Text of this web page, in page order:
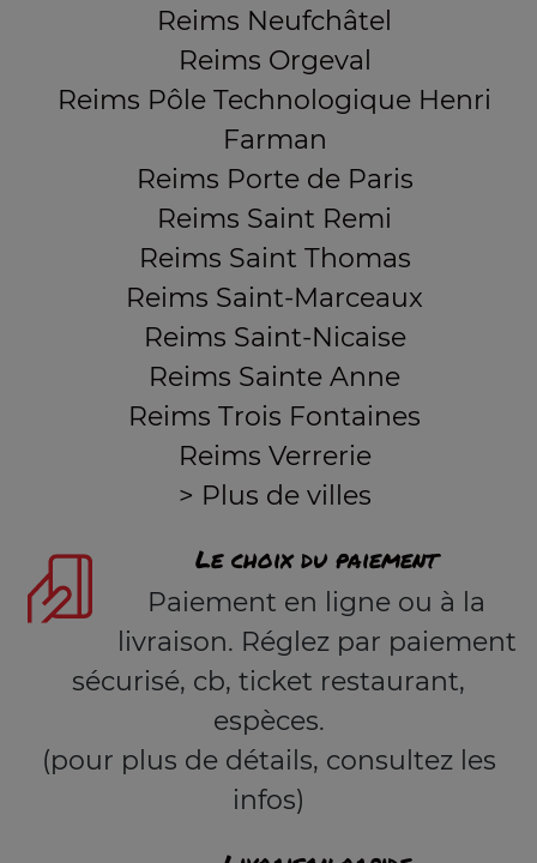
Reims Neufchâtel
Reims Orgeval
Reims Pôle Technologique Henri
Farman
Reims Porte de Paris
Reims Saint Remi
Reims Saint Thomas
Reims Saint-Marceaux
Reims Saint-Nicaise
Reims Sainte Anne
Reims Trois Fontaines
Reims Verrerie
> Plus de villes
Le choix du paiement
Paiement en ligne ou à la
livraison. Réglez par paiement
sécurisé, cb, ticket restaurant,
espèces.
(pour plus de détails, consultez les
infos)